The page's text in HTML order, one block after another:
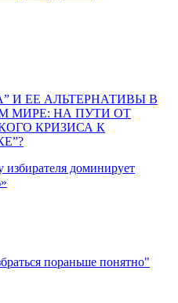
И ЕЕ АЛЬТЕРНАТИВЫ В
МИРЕ: НА ПУТИ ОТ
КРИЗИСА К
доминирует
пораньше понятно"